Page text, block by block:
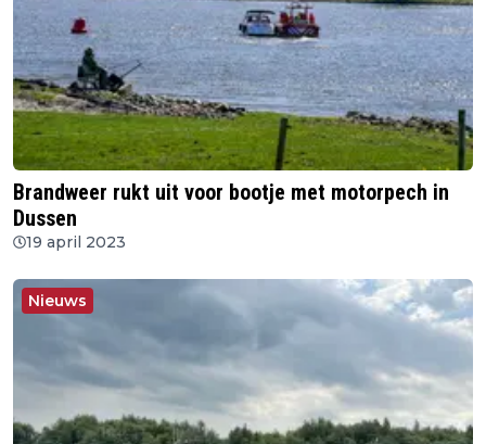
Brandweer rukt uit voor bootje met motorpech in
Dussen
19 april 2023
Nieuws